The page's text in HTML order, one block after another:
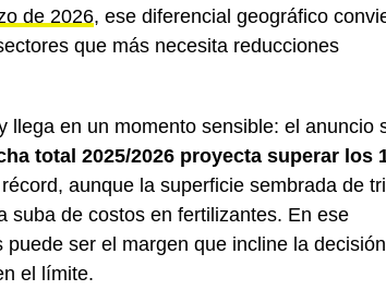
de 2026, ese diferencial geográfico
que más necesita reducciones
llega en un momento sensible: el anuncio
total 2025/2026 proyecta superar los
aunque la superficie sembrada de
suba de costos en fertilizantes. En ese
ser el margen que incline la
el límite.